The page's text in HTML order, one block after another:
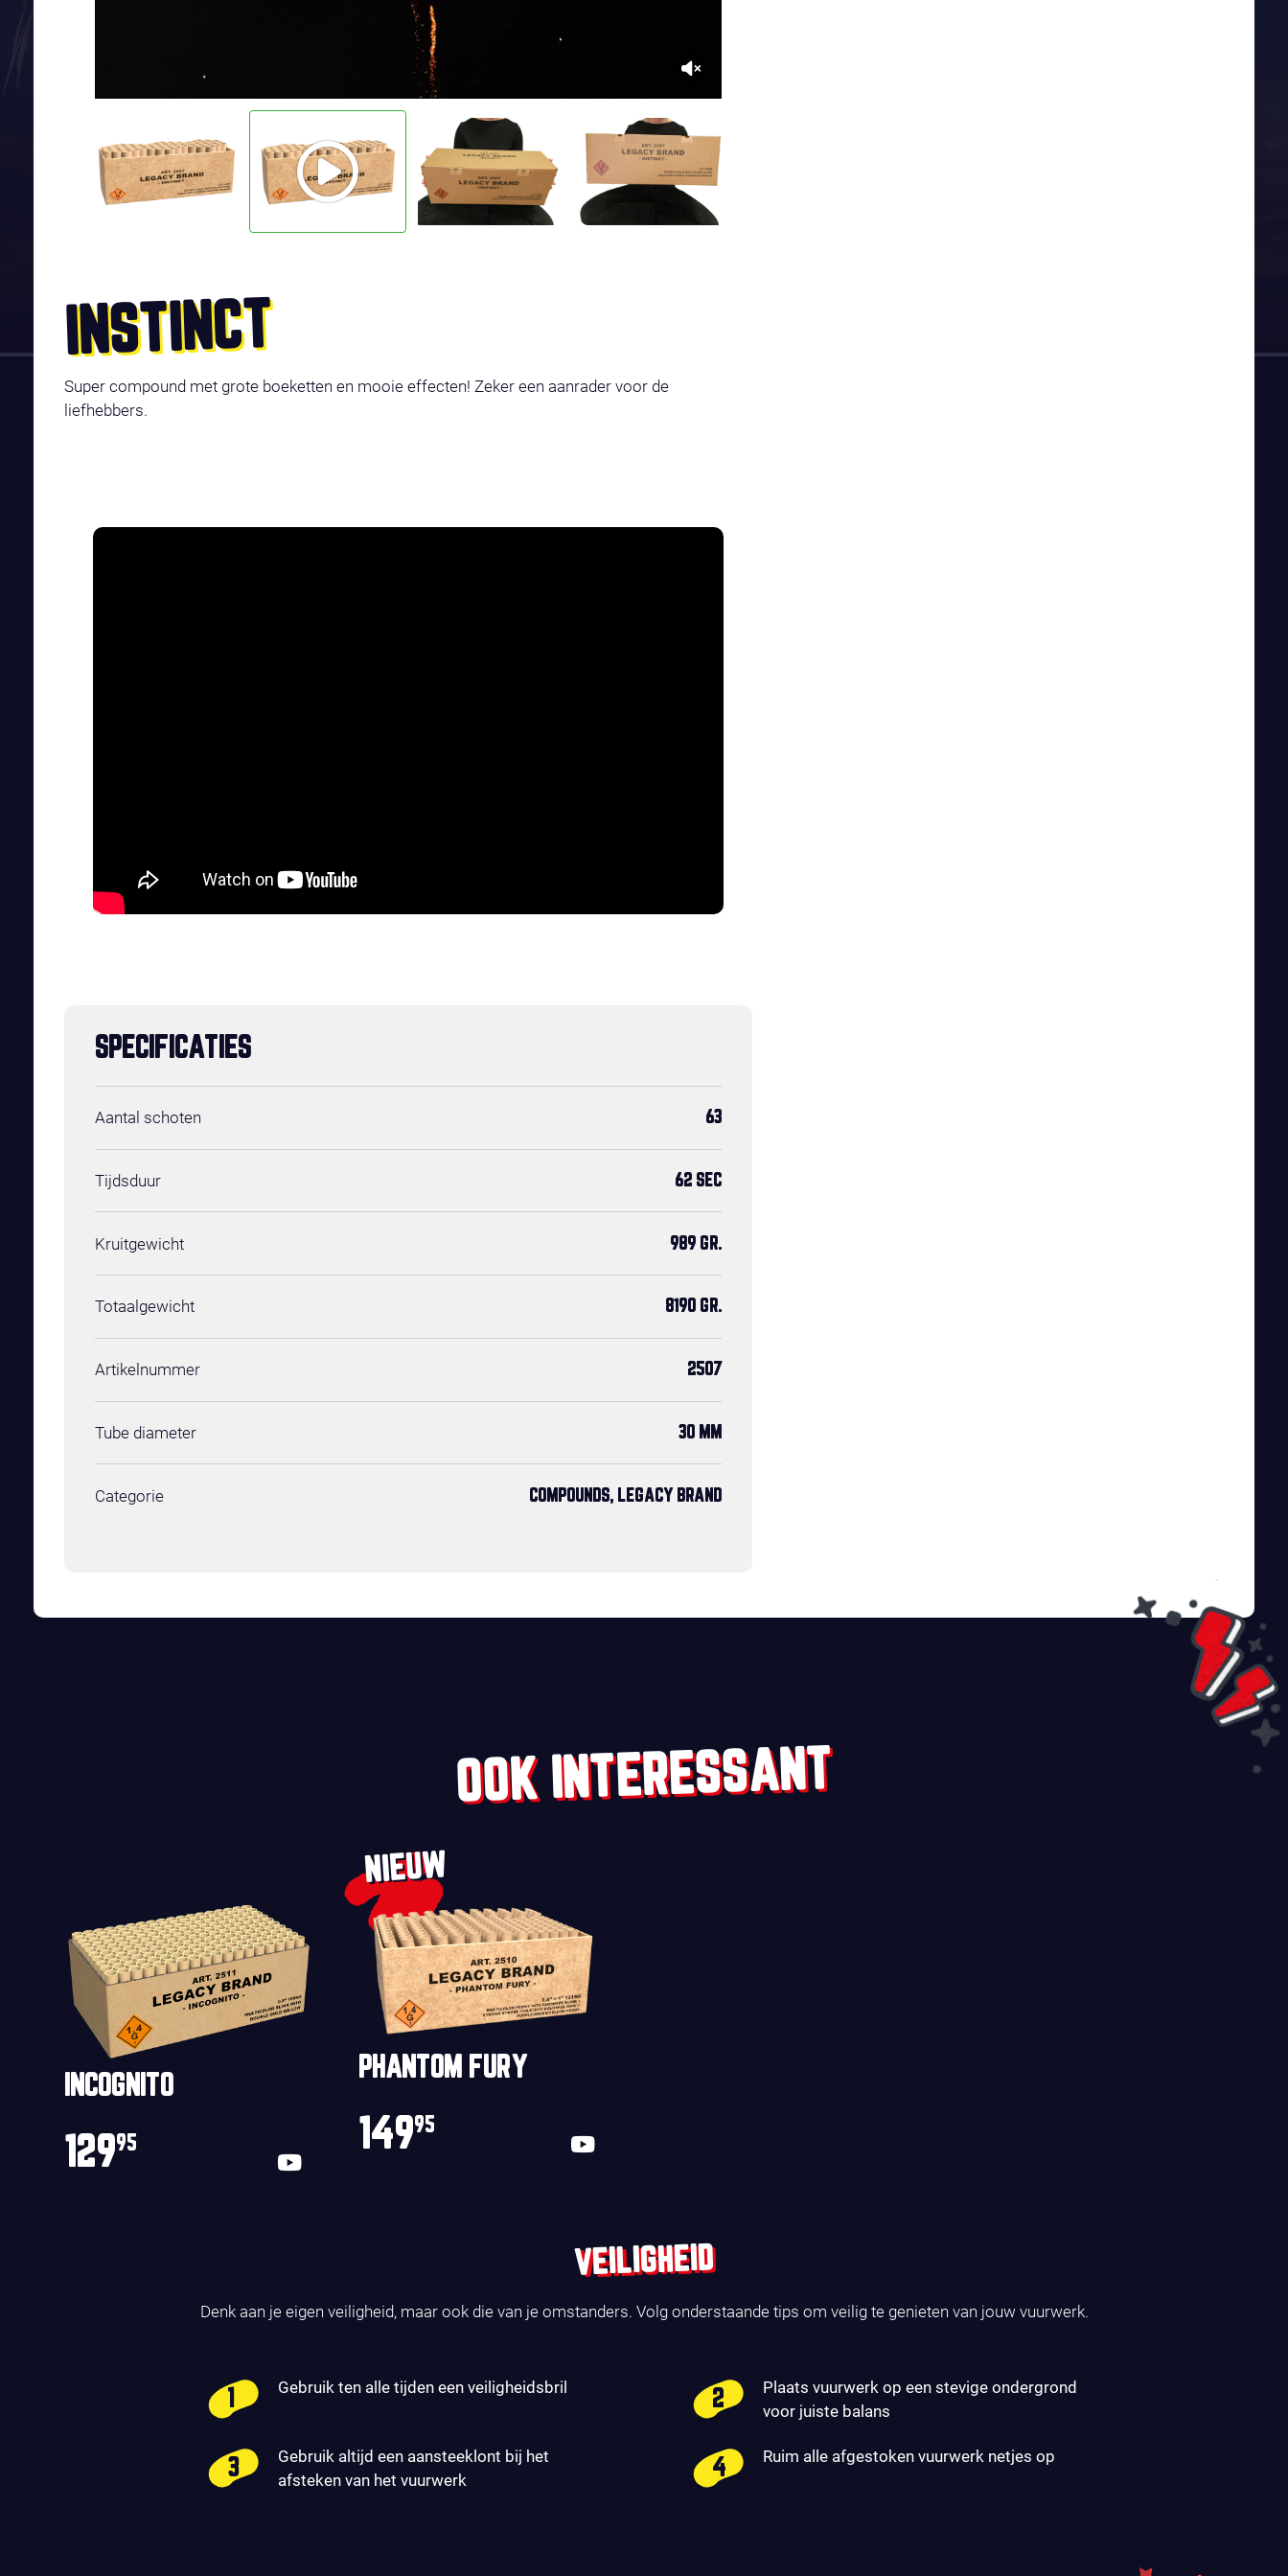
INSTINCT
Super compound met grote boeketten en mooie effecten! Zeker een aanrader voor de
liefhebbers.
SPECIFICATIES
Aantal schoten 63
Tijdsduur 62 SEC
Kruitgewicht 989 GR.
Totaalgewicht 8190 GR.
Artikelnummer 2507
Tube diameter 30 MM
Categorie COMPOUNDS, LEGACY BRAND
OOK INTERESSANT
INCOGNITO
12995
NIEUW
PHANTOM FURY
14995
VEILIGHEID
Denk aan je eigen veiligheid, maar ook die van je omstanders. Volg onderstaande tips om veilig te genieten van jouw vuurwerk.
Gebruik ten alle tijden een veiligheidsbril
Plaats vuurwerk op een stevige ondergrond
voor juiste balans
Gebruik altijd een aansteeklont bij het
afsteken van het vuurwerk
Ruim alle afgestoken vuurwerk netjes op